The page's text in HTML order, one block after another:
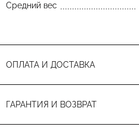
Средний вес
ОПЛАТА И ДОСТАВКА
ГАРАНТИЯ И ВОЗВРАТ